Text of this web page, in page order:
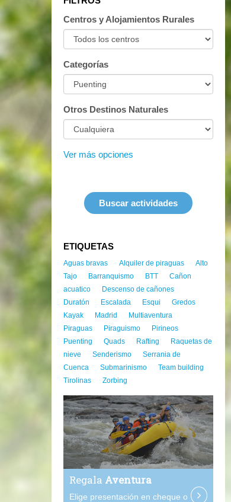
Centros y Alojamientos Rurales
Categorías
Otros Destinos Naturales
Ver más opciones
ETIQUETAS
Aguas bravas Alquiler de piraguas
Alto
Tajo
Barranquismo BTT
Cañon
acuatico
Descenso de cañones
Duratón
Escalada Esqui
Gredos
Kayak
Madrid
Multiaventura
Piraguas
Piraguismo
Pirineos
Puenting
Quads Rafting
Raquetas de
nieve
Senderismo
Serrania de
Cuenca
Submarinismo
Team building
Tirolinas
Zorbing
Regala Aventura
Elige presentación en cheque o